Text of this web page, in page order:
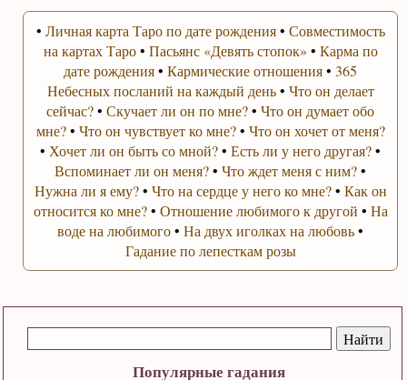
Популярные гадания
• Личная карта Таро по дате рождения• Совместимость
на картах Таро• Пасьянс «Девять стопок» • Карма по
дате рождения•Кармические отношения•365
Небесных посланий на каждый день• Что он делает
сейчас?•Скучает ли он по мне?•Что он думает обо
мне?• Что он чувствует ко мне?• Что он хочет от меня?
• Хочет ли он быть со мной?•Есть ли у него другая?•
Вспоминает ли он меня?•Что ждет меня с ним?•
Нужна ли я ему?• Что на сердце у него ко мне?• Как он
относится ко мне?• Отношение любимого к другой • На
воде на любимого•На двух иголках на любовь•
Гадание по лепесткам розы